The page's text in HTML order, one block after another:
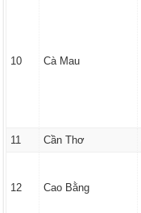
10 Cà Mau
11 Cần Thơ
12 Cao Bằng